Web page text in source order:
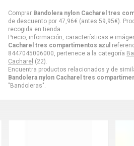
Comprar Bandolera nylon Cacharel tres
de descuento por 47,96€ (antes 59,95€).
recogida en tienda.
Precio, información, características e
Cacharel tres compartimentos azul
8447045006000, pertenece a la categoría
Cacharel (22).
Encuentra productos relacionados y de
Bandolera nylon Cacharel tres
"Bandoleras".